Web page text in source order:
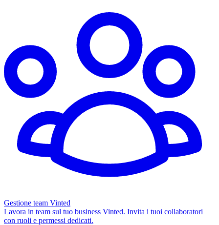
Gestione team Vinted
Lavora in team sul tuo business Vinted. Invita i tuoi collaboratori
con ruoli e permessi dedicati.